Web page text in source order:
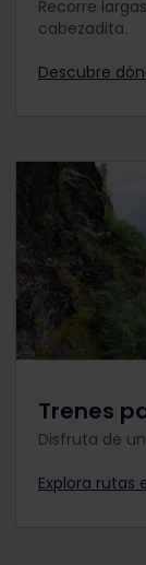
Recorre
cabezadita.
Descubre
Trenes
Disfruta de
Explora rutas